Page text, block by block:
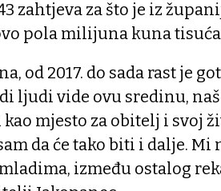
zahtjeva za što je iz
pola milijuna kuna
od 2017. do sada rast je
ljudi vide ovu sredinu,
mjesto za obitelj i svoj
da će tako biti i dalje. Mi
između ostalog